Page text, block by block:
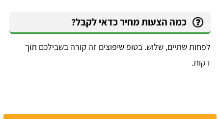
כמה הצעות מחיר כדאי לקבל?
לפחות שתיים, שלוש. בטופ שיפוצים זה קורה בשבילכם תוך
דקות.